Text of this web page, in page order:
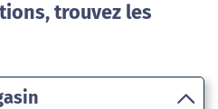
trouvez les